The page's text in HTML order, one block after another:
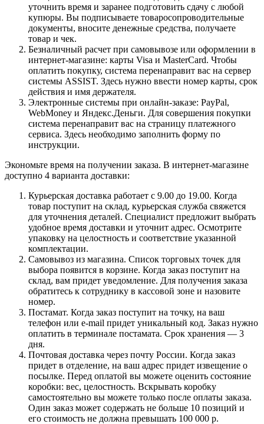
уточнить время и заранее подготовить сдачу с любой
купюры. Вы подписываете товаросопроводительные
документы, вносите денежные средства, получаете
товар и чек.
Безналичный расчет при самовывозе или оформлении в
интернет-магазине: карты Visa и MasterCard. Чтобы
оплатить покупку, система перенаправит вас на сервер
системы ASSIST. Здесь нужно ввести номер карты, срок
действия и имя держателя.
Электронные системы при онлайн-заказе: PayPal,
WebMoney и Яндекс.Деньги. Для совершения покупки
система перенаправит вас на страницу платежного
сервиса. Здесь необходимо заполнить форму по
инструкции.
Экономьте время на получении заказа. В интернет-магазине
доступно 4 варианта доставки:
Курьерская доставка работает с 9.00 до 19.00. Когда
товар поступит на склад, курьерская служба свяжется
для уточнения деталей. Специалист предложит выбрать
удобное время доставки и уточнит адрес. Осмотрите
упаковку на целостность и соответствие указанной
комплектации.
Самовывоз из магазина. Список торговых точек для
выбора появится в корзине. Когда заказ поступит на
склад, вам придет уведомление. Для получения заказа
обратитесь к сотруднику в кассовой зоне и назовите
номер.
Постамат. Когда заказ поступит на точку, на ваш
телефон или e-mail придет уникальный код. Заказ нужно
оплатить в терминале постамата. Срок хранения — 3
дня.
Почтовая доставка через почту России. Когда заказ
придет в отделение, на ваш адрес придет извещение о
посылке. Перед оплатой вы можете оценить состояние
коробки: вес, целостность. Вскрывать коробку
самостоятельно вы можете только после оплаты заказа.
Один заказ может содержать не больше 10 позиций и
его стоимость не должна превышать 100 000 р.